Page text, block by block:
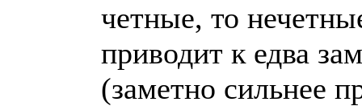
четные, то
приводит к едва
(заметно сильнее